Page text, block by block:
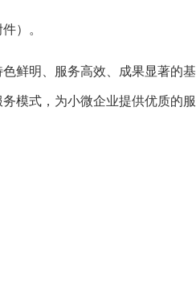
）。
鲜明、服务高效、成果显著的基
模式，为小微企业提供优质的服